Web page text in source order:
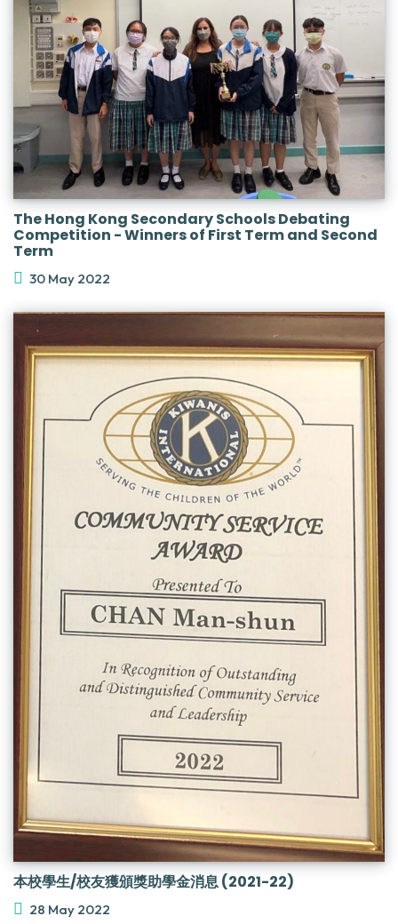
The Hong Kong Secondary Schools Debating
Competition - Winners of First Term and Second
Term
30 May 2022
本校學生/校友獲頒獎助學金消息 (2021-22)
28 May 2022